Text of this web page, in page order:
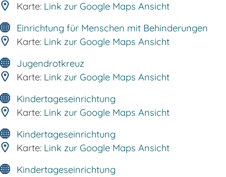
Karte: Link zur Google Maps Ansicht
Einrichtung für Menschen mit Behinderungen
Karte: Link zur Google Maps Ansicht
Jugendrotkreuz
Karte: Link zur Google Maps Ansicht
Kindertageseinrichtung
Karte: Link zur Google Maps Ansicht
Kindertageseinrichtung
Karte: Link zur Google Maps Ansicht
Kindertageseinrichtung